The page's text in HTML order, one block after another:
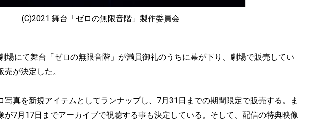
(C)2021 舞台「ゼロの無限音階」製作委員会
場にて舞台「ゼロの無限音階」が満員御礼のうちに幕が下り、劇場で販売してい
が決定した。
写真を新規アイテムとしてランナップし、7月31日までの期間限定で販売する。ま
が7月17日までアーカイブで視聴する事も決定している。そして、配信の特典映像